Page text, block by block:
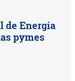
de Energía
pymes